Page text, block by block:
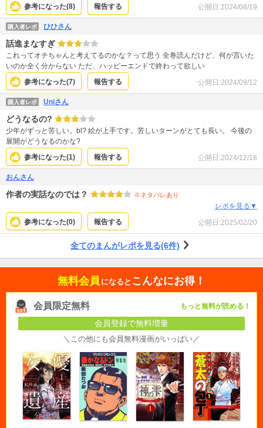
参考になった(8) 報告する 公開日:2024/08/19
購入者レポ ひひさん
話進まなすぎ
これってオチちゃんと考えてるのかな？って思う 全巻読んだけど、何が言いた
いのか全く分からない ただ、ハッピーエンドで終わって欲しい
参考になった(7) 報告する 公開日:2024/09/12
購入者レポ Uniさん
どうなるの?
少年がずっと苦しい。bl? 絵が上手です。苦しいターンがとても長い。 今後の
展開がどうなるのかな?
参考になった(1) 報告する 公開日:2024/12/18
おんさん
作者の実話なのでは？ ※ネタバレあり
レポを見る▼
参考になった(0) 報告する 公開日:2025/02/20
全てのまんがレポを見る(6件)
無料会員 になると こんなにお得！
会員限定無料 もっと無料が読める！
会員登録で無料増量
＼この他にも会員無料漫画がいっぱい／